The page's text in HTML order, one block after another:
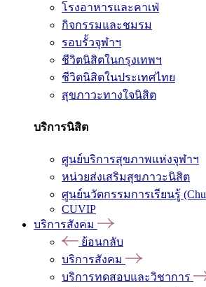
โรงอาหารและคาเฟ่
กิจกรรมและชมรม
รอบรั้วจุฬาฯ
ชีวิตนิสิตในกรุงเทพฯ
ชีวิตนิสิตในประเทศไทย
สุขภาวะทางใจนิสิต
บริการนิสิต
ศูนย์บริการสุขภาพแห่งจุฬาฯ
หน่วยส่งเสริมสุขภาวะนิสิต
ศูนย์นวัตกรรมการเรียนรู้
CUVIP
บริการสังคม
ย้อนกลับ
บริการสังคม
บริการทดสอบและวิชาการ